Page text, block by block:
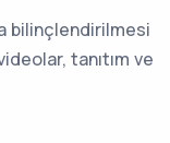
bilinçlendirilmesi
tanıtım ve